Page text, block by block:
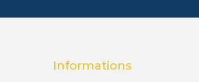
Informations